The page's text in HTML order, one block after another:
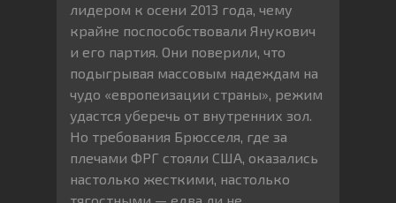
лидером к осени 2013 года, чему
крайне поспособствовали Янукович
и его партия. Они поверили, что
подыгрывая массовым надеждам на
чудо «европеизации страны», режим
удастся уберечь от внутренних зол.
Но требования Брюсселя, где за
плечами ФРГ стояли США, оказались
настолько жесткими, настолько